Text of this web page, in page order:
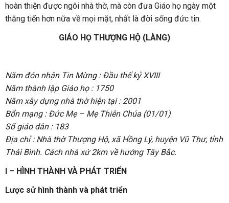
hoàn thiện được ngôi nhà thờ, mà còn đưa Giáo họ ngày một
thăng tiến hơn nữa về mọi mặt, nhất là đời sống đức tin.
GIÁO HỌ THƯỢNG HỘ (LÀNG)
Năm đón nhận Tin Mừng : Đầu thế kỷ XVIII
Năm thành lập Giáo họ : 1750
Năm xây dựng nhà thờ hiện tại : 2001
Bổn mạng : Đức Mẹ – Mẹ Thiên Chúa (01/01)
Số giáo dân : 183
Địa chỉ : Nhà thờ Thượng Hộ, xã Hồng Lý, huyện Vũ Thư, tỉnh
Thái Bình. Cách nhà xứ 2km về hướng Tây Bắc.
I – HÌNH THÀNH VÀ PHÁT TRIỂN
Lược sử hình thành và phát triển